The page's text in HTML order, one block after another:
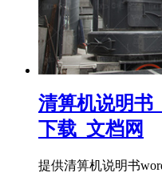
清箅机说明书
下载_文档网
提供清箅机说明书